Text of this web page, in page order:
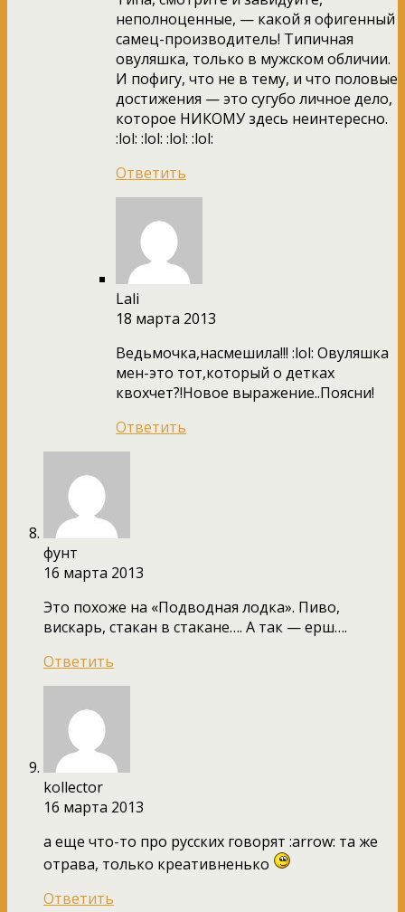
неполноценные, — какой я офигенный
самец-производитель! Типичная
овуляшка, только в мужском обличии.
И пофигу, что не в тему, и что половые
достижения — это сугубо личное дело,
которое НИКОМУ здесь неинтересно.
:lol: :lol: :lol: :lol:
Ответить
Lali
18 марта 2013
Ведьмочка,насмешила!!! :lol: Овуляшка
мен-это тот,который о детках
квохчет?!Новое выражение..Поясни!
Ответить
фунт
16 марта 2013
Это похоже на «Подводная лодка». Пиво,
вискарь, стакан в стакане…. А так — ерш….
Ответить
kollector
16 марта 2013
а еще что-то про русских говорят :arrow: та же
отрава, только креативненько
Ответить